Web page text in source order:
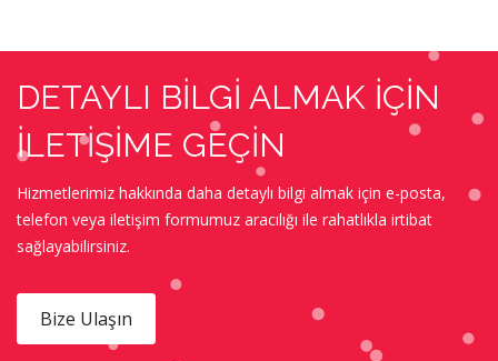
DETAYLI BİLGİ ALMAK İÇİN
İLETİŞİME GEÇİN
Hizmetlerimiz hakkında daha detaylı bilgi almak için e-posta,
telefon veya iletişim formumuz aracılığı ile rahatlıkla irtibat
sağlayabilirsiniz.
Bize Ulaşın